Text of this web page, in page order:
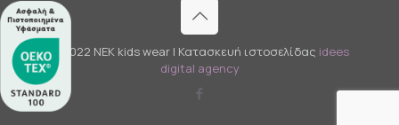
© 2022 NEK kids wear | Κατασκευή ιστοσελίδας idees
digital agency